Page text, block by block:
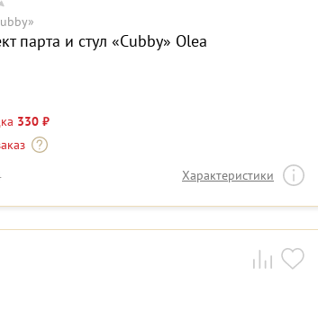
парта и стул «Cubby» Olea
330 ₽
Характеристики